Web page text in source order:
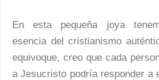
En esta pequeña joya
esencia del cristianismo
equivoque, creo que cada
a Jesucristo podría responder a